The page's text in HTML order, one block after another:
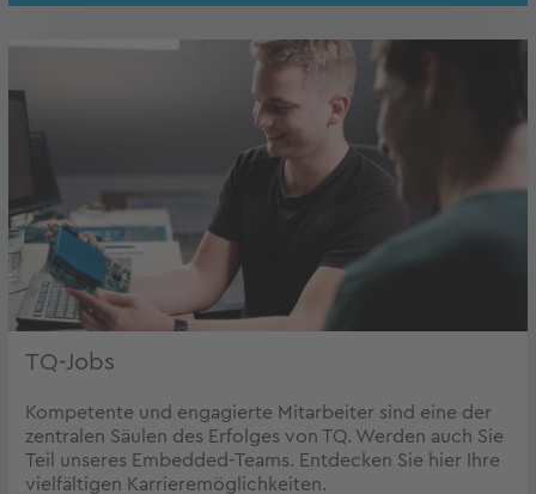
TQ-Jobs
Kompetente und engagierte Mitarbeiter sind eine der
zentralen Säulen des Erfolges von TQ. Werden auch Sie
Teil unseres Embedded-Teams. Entdecken Sie hier Ihre
vielfältigen Karrieremöglichkeiten.